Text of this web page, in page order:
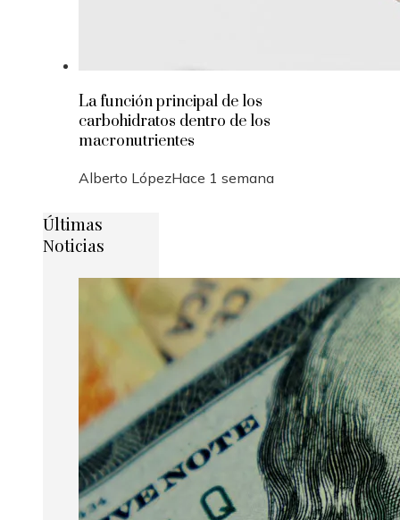
La función principal de los
carbohidratos dentro de los
macronutrientes
Alberto LópezHace 1 semana
Últimas
Noticias